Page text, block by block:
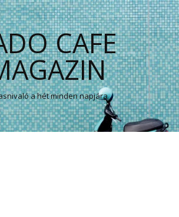
CAFE
a hét minden napjára